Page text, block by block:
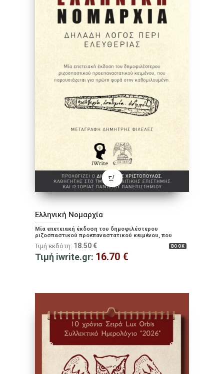
Ελληνική Νομαρχία
Μία επετειακή έκδοση του δημοφιλέστερου
ριζοσπαστικού προεπαναστατικού κειμένου, που
παρουσιάζεται για πρώτη φορά στην καθομιλουμένη
BOOK
Τιμή εκδότη: 18.50 €
Τιμή iwrite.gr: 16.70 €